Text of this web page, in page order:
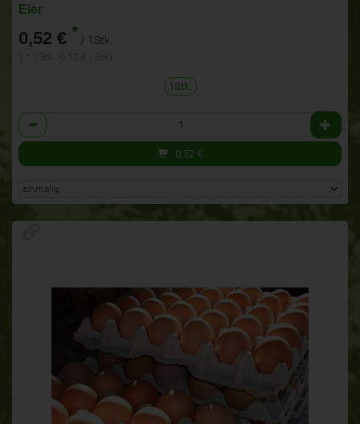
Eier
0,52 € * / 1Stk.
1Stk.
Anzahl
0,52 €